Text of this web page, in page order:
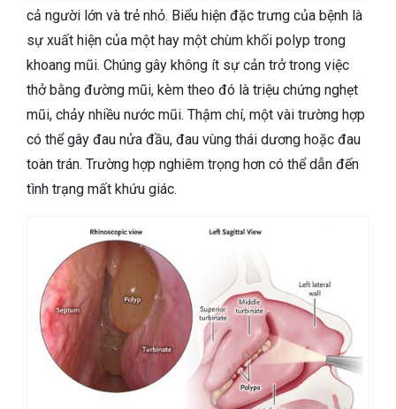
cả người lớn và trẻ nhỏ. Biểu hiện đặc trưng của bệnh là
sự xuất hiện của một hay một chùm khối polyp trong
khoang mũi. Chúng gây không ít sự cản trở trong việc
thở bằng đường mũi, kèm theo đó là triệu chứng nghẹt
mũi, chảy nhiều nước mũi. Thậm chí, một vài trường hợp
có thể gây đau nửa đầu, đau vùng thái dương hoặc đau
toàn trán. Trường hợp nghiêm trọng hơn có thể dẫn đến
tình trạng mất khứu giác.